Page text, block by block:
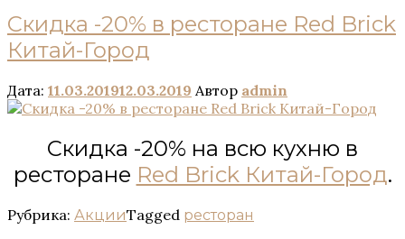
Скидка -20% в ресторане Red Brick
Китай-Город
Дата: 11.03.201912.03.2019 Автор admin
Скидка -20% на всю кухню в
ресторане Red Brick Китай-Город.
Рубрика: АкцииTagged ресторан